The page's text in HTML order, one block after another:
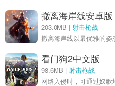
撤离海岸线安卓版
203.0MB | 射击枪战
看门狗2中文版
98.6MB | 射击枪战